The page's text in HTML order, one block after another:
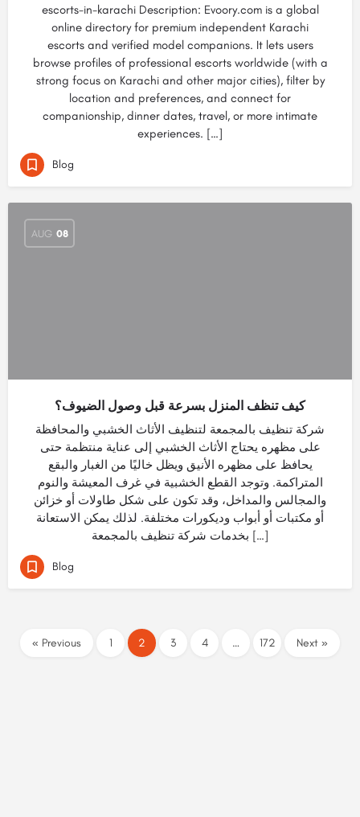
escorts-in-karachi Description: Evoory.com is a global
online directory for premium independent Karachi
escorts and verified model companions. It lets users
browse profiles of professional escorts worldwide (with a
strong focus on Karachi and other major cities), filter by
location and preferences, and connect for
companionship, dinner dates, travel, or more intimate
experiences. […]
Blog
AUG 08
كيف تنظف المنزل بسرعة قبل وصول الضيوف؟
شركة تنظيف بالمجمعة لتنظيف الأثاث الخشبي والمحافظة
على مظهره يحتاج الأثاث الخشبي إلى عناية منتظمة حتى
يحافظ على مظهره الأنيق ويظل خاليًا من الغبار والبقع
المتراكمة. وتوجد القطع الخشبية في غرف المعيشة والنوم
والمجالس والمداخل، وقد تكون على شكل طاولات أو خزائن
أو مكتبات أو أبواب وديكورات مختلفة. لذلك يمكن الاستعانة
بخدمات شركة تنظيف بالمجمعة […]
Blog
« Previous 1 2 3 4 … 172 Next »